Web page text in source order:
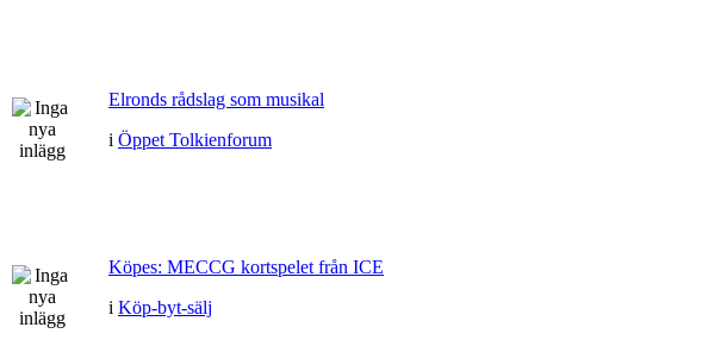
Elronds rådslag som musikal
i Öppet Tolkienforum
Köpes: MECCG kortspelet från ICE
i Köp-byt-sälj